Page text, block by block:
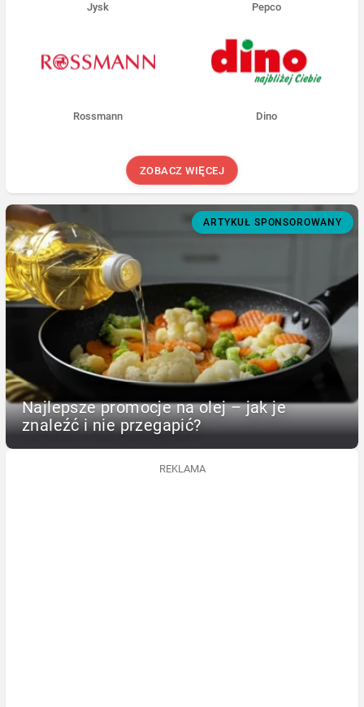
Jysk Pepco
Rossmann Dino
ZOBACZ WIĘCEJ
ARTYKUŁ SPONSOROWANY
Najlepsze promocje na olej – jak je
znaleźć i nie przegapić?
REKLAMA